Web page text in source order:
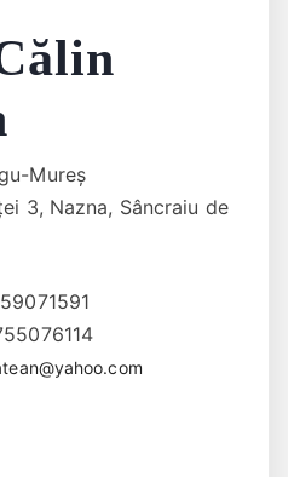
Mureș
3, Nazna, Sâncraiu de